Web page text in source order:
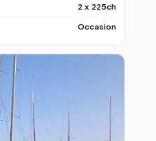
2 x 225ch
Occasion